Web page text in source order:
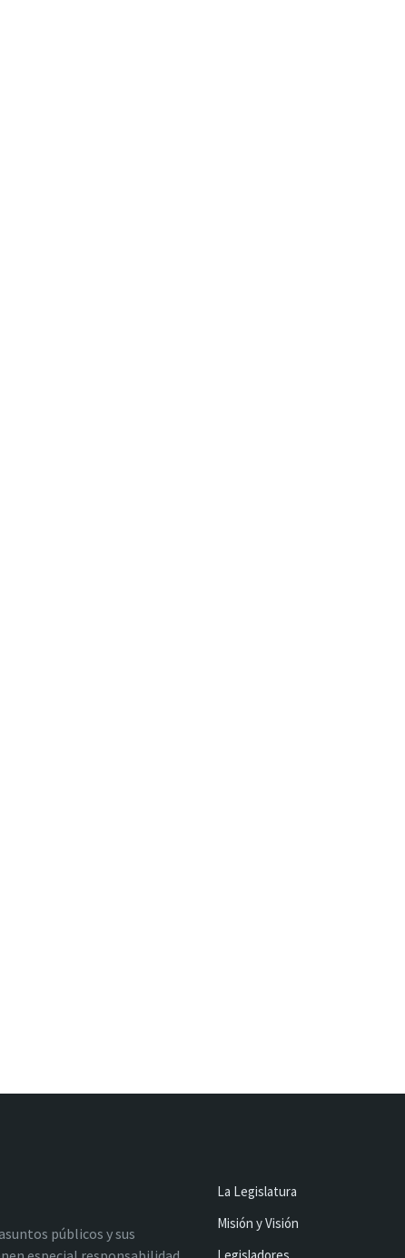
públicos y sus
La Legislatura
Misión y Visión